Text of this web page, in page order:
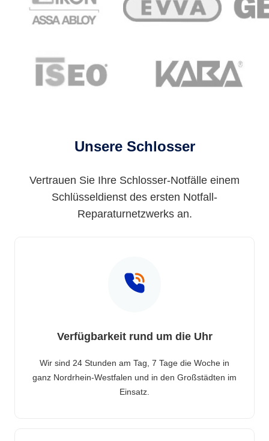
Unsere Schlosser
Vertrauen Sie Ihre Schlosser-Notfälle einem
Schlüsseldienst des ersten Notfall-
Reparaturnetzwerks an.
Verfügbarkeit rund um die Uhr
Wir sind 24 Stunden am Tag, 7 Tage die Woche in
ganz Nordrhein-Westfalen und in den Großstädten im
Einsatz.